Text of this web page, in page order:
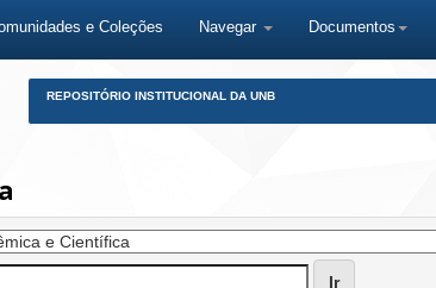
e Coleções Navegar Documentos
REPOSITÓRIO INSTITUCIONAL DA UNB